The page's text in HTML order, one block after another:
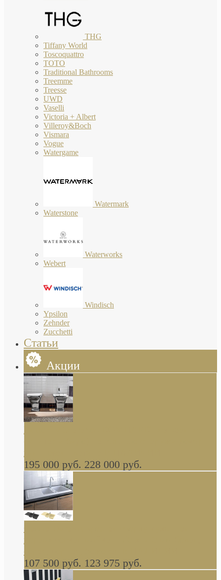
THG
Tiffany World
Toscoquattro
TOTO
Traditional Bathrooms
Treemme
Treesse
UWD
Vaselli
Victoria + Albert
Villeroy&Boch
Vismara
Vogue
Watergame
Watermark
Waterstone
Waterworks
Webert
Windisch
Ypsilon
Zehnder
Zucchetti
Статьи
Акции
Butterfly Scarabeo КОМПЛЕКТ санфаянса
глянцевая платина В НАЛИЧИИ
195 000 руб. 228 000 руб.
керамическая мойка 1160 x 510 мм белая,
серая, черная, бежевая В НАЛИЧИИ
107 500 руб. 123 975 руб.